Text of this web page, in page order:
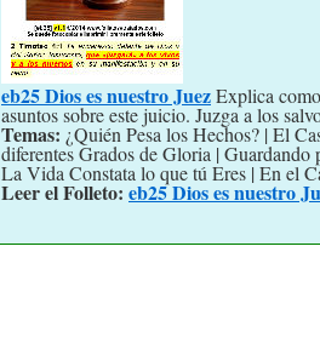
eb25 Dios es nuestro JuezExplica
asuntos sobre este juicio. Juzga a los
Temas: ¿Quién Pesa los Hechos? | El
diferentes Grados de Gloria |
La Vida Constata lo que tú Eres | En el
Leer el Folleto: eb25 Dios es nuestro